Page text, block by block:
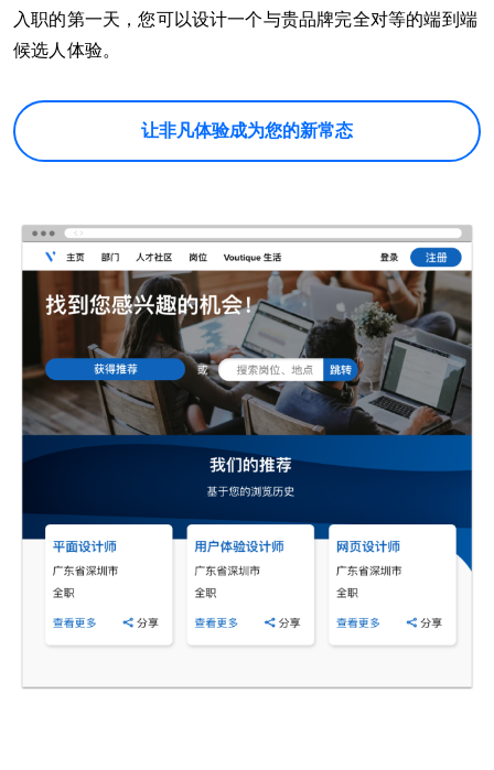
入职的第一天，您可以设计一个与贵品牌完全对等的端到端
候选人体验。
让非凡体验成为您的新常态